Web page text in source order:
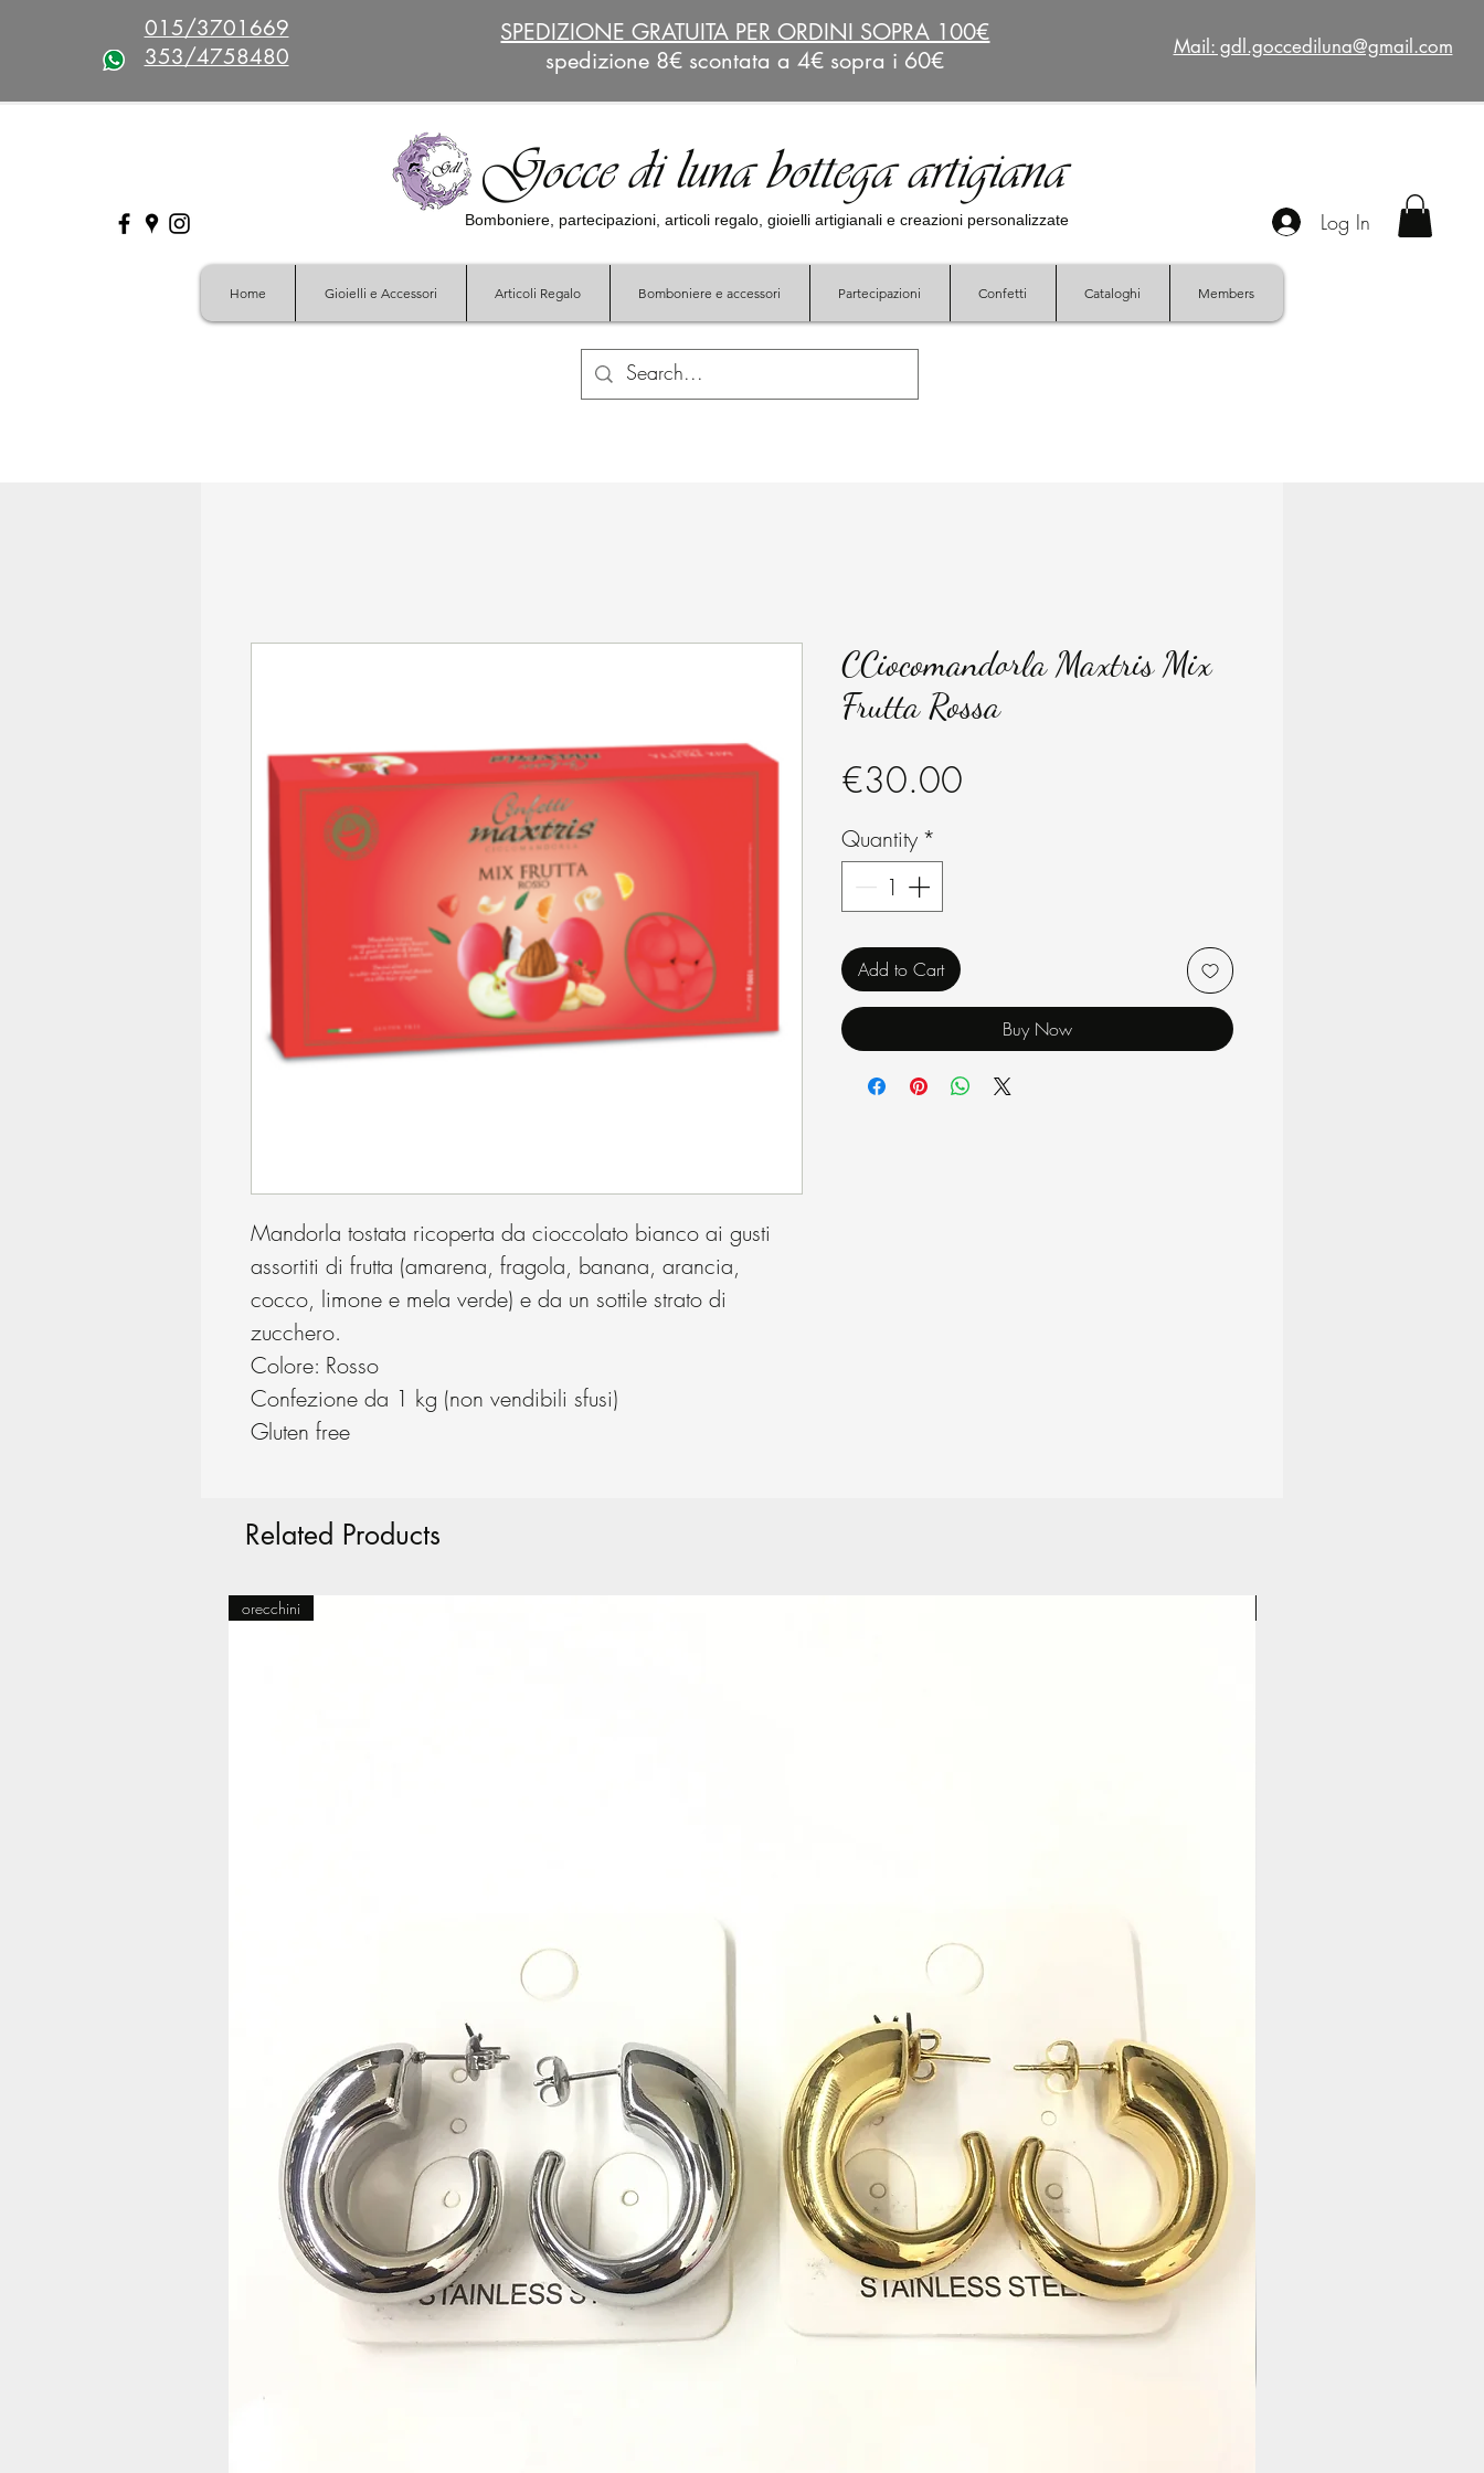
015/3701669
353/4758480
SPEDIZIONE GRATUITA PER ORDINI SOPRA 100€
spedizione 8€ scontata a 4€ sopra i 60€
Mail: gdl.goccediluna@gmail.com
Gocce di luna bottega artigiana
Bomboniere, partecipazioni, articoli regalo, gioielli artigianali e creazioni personalizzate
Home Gioielli e Accessori Articoli Regalo Bomboniere e accessori Partecipazioni Confetti Cataloghi Members
Log In
Mandorla tostata ricoperta da cioccolato bianco ai gusti
assortiti di frutta (amarena, fragola, banana, arancia,
cocco, limone e mela verde) e da un sottile strato di
zucchero.
Colore: Rosso
Confezione da 1 kg (non vendibili sfusi)
Gluten free
CCiocomandorla Maxtris Mix
Frutta Rossa
€30.00
Quantity *
Add to Cart
Buy Now
Related Products
orecchini